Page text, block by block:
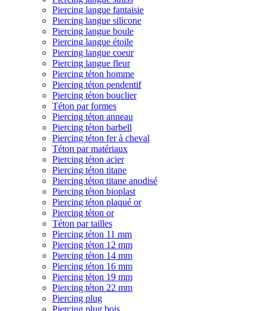
Piercing langue fantaisie
Piercing langue silicone
Piercing langue boule
Piercing langue étoile
Piercing langue coeur
Piercing langue fleur
Piercing téton homme
Piercing téton pendentif
Piercing téton bouclier
Téton par formes
Piercing téton anneau
Piercing téton barbell
Piercing téton fer à cheval
Téton par matériaux
Piercing téton acier
Piercing téton titane
Piercing téton titane anodisé
Piercing téton bioplast
Piercing téton plaqué or
Piercing téton or
Téton par tailles
Piercing téton 11 mm
Piercing téton 12 mm
Piercing téton 14 mm
Piercing téton 16 mm
Piercing téton 19 mm
Piercing téton 22 mm
Piercing plug
Piercing plug bois